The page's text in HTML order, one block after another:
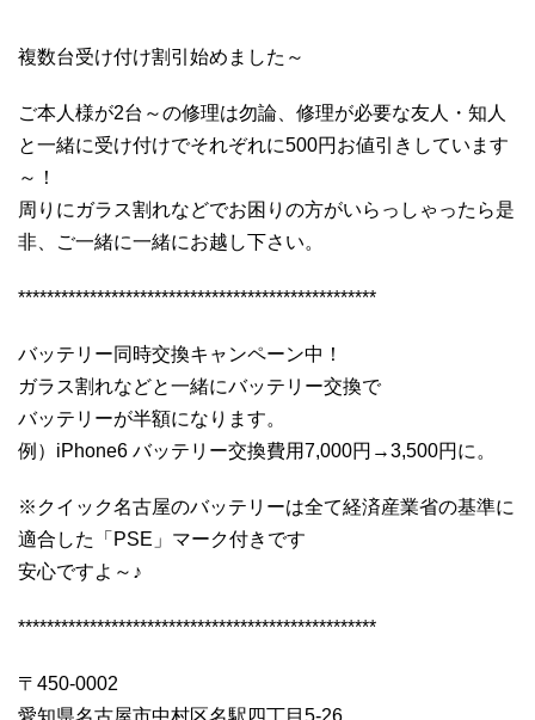
複数台受け付け割引始めました～
ご本人様が2台～の修理は勿論、修理が必要な友人・知人
と一緒に受け付けでそれぞれに500円お値引きしています
～！
周りにガラス割れなどでお困りの方がいらっしゃったら是
非、ご一緒に一緒にお越し下さい。
**************************************************
バッテリー同時交換キャンペーン中！
ガラス割れなどと一緒にバッテリー交換で
バッテリーが半額になります。
例）iPhone6 バッテリー交換費用7,000円→3,500円に。
※クイック名古屋のバッテリーは全て経済産業省の基準に
適合した「PSE」マーク付きです
安心ですよ～♪
**************************************************
〒450-0002